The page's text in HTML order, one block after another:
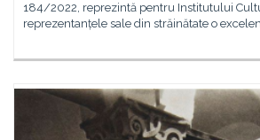
184/2022, reprezintă pentru Institutului
reprezentanțele sale din străinătate o